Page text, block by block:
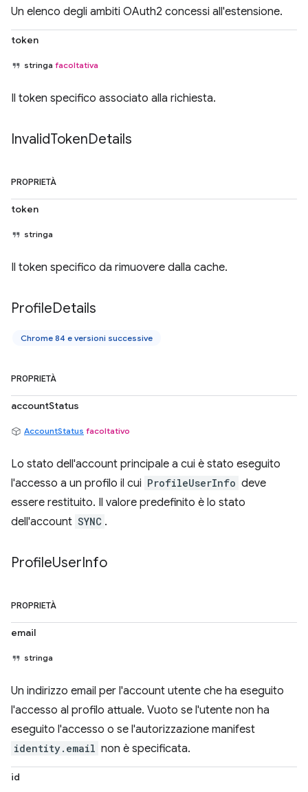
Un elenco degli ambiti OAuth2 concessi all'estensione.
token
stringa facoltativa
Il token specifico associato alla richiesta.
InvalidTokenDetails
PROPRIETÀ
token
stringa
Il token specifico da rimuovere dalla cache.
ProfileDetails
Chrome 84 e versioni successive
PROPRIETÀ
accountStatus
AccountStatus facoltativo
Lo stato dell'account principale a cui è stato eseguito
l'accesso a un profilo il cui ProfileUserInfo deve
essere restituito. Il valore predefinito è lo stato
dell'account SYNC .
ProfileUserInfo
PROPRIETÀ
email
stringa
Un indirizzo email per l'account utente che ha eseguito
l'accesso al profilo attuale. Vuoto se l'utente non ha
eseguito l'accesso o se l'autorizzazione manifest
identity.email non è specificata.
id